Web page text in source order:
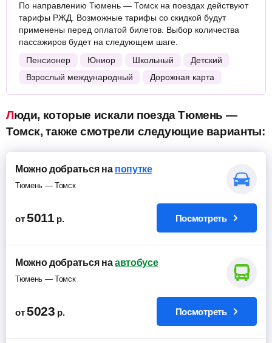
По направлению Тюмень — Томск на поездах действуют
тарифы РЖД. Возможные тарифы со скидкой будут
применены перед оплатой билетов. Выбор количества
пассажиров будет на следующем шаге.
Пенсионер
Юниор Школьный
Детский
Взрослый международный
Дорожная карта
Люди, которые искали поезда Тюмень —
Томск, также смотрели следующие варианты:
Можно добраться на попутке
Тюмень — Томск
от5011 р. Посмотреть
Можно добраться наавтобусе
Тюмень — Томск
от5023 р. Посмотреть